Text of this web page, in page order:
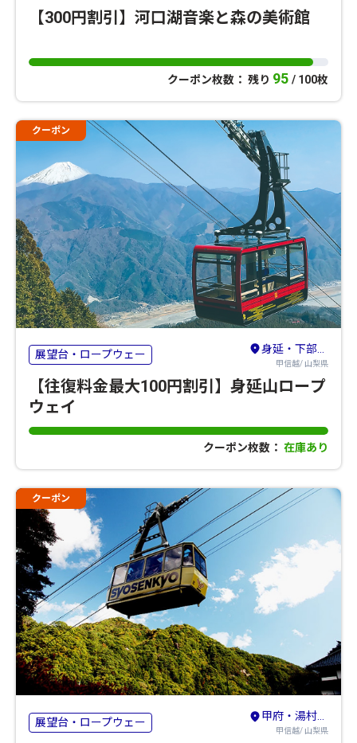
【300円割引】河口湖音楽と森の美術館
クーポン枚数： 残り 95 / 100枚
クーポン
展望台・ロープウェー 身延・下部温泉・早川・市川三郷
甲信越/ 山梨県
【往復料金最大100円割引】身延山ロープ
ウェイ
クーポン枚数： 在庫あり
クーポン
展望台・ロープウェー 甲府・湯村・昇仙峡・韮崎
甲信越/ 山梨県